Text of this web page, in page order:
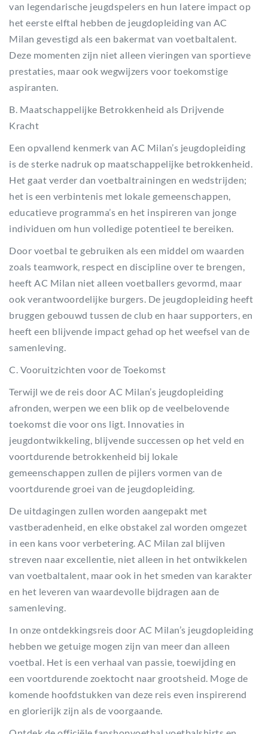
van legendarische jeugdspelers en hun latere impact op
het eerste elftal hebben de jeugdopleiding van AC
Milan gevestigd als een bakermat van voetbaltalent.
Deze momenten zijn niet alleen vieringen van sportieve
prestaties, maar ook wegwijzers voor toekomstige
aspiranten.
B. Maatschappelijke Betrokkenheid als Drijvende
Kracht
Een opvallend kenmerk van AC Milan’s jeugdopleiding
is de sterke nadruk op maatschappelijke betrokkenheid.
Het gaat verder dan voetbaltrainingen en wedstrijden;
het is een verbintenis met lokale gemeenschappen,
educatieve programma’s en het inspireren van jonge
individuen om hun volledige potentieel te bereiken.
Door voetbal te gebruiken als een middel om waarden
zoals teamwork, respect en discipline over te brengen,
heeft AC Milan niet alleen voetballers gevormd, maar
ook verantwoordelijke burgers. De jeugdopleiding heeft
bruggen gebouwd tussen de club en haar supporters, en
heeft een blijvende impact gehad op het weefsel van de
samenleving.
C. Vooruitzichten voor de Toekomst
Terwijl we de reis door AC Milan’s jeugdopleiding
afronden, werpen we een blik op de veelbelovende
toekomst die voor ons ligt. Innovaties in
jeugdontwikkeling, blijvende successen op het veld en
voortdurende betrokkenheid bij lokale
gemeenschappen zullen de pijlers vormen van de
voortdurende groei van de jeugdopleiding.
De uitdagingen zullen worden aangepakt met
vastberadenheid, en elke obstakel zal worden omgezet
in een kans voor verbetering. AC Milan zal blijven
streven naar excellentie, niet alleen in het ontwikkelen
van voetbaltalent, maar ook in het smeden van karakter
en het leveren van waardevolle bijdragen aan de
samenleving.
In onze ontdekkingsreis door AC Milan’s jeugdopleiding
hebben we getuige mogen zijn van meer dan alleen
voetbal. Het is een verhaal van passie, toewijding en
een voortdurende zoektocht naar grootsheid. Moge de
komende hoofdstukken van deze reis even inspirerend
en glorierijk zijn als de voorgaande.